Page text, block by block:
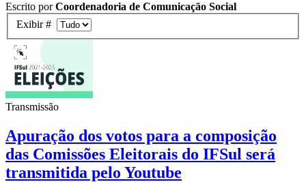
Escrito porCoordenadoria de Comunicação Social
Exibir #
Transmissão
Apuração dos votos para a composição
das Comissões Eleitorais do IFSul será
transmitida pelo Youtube